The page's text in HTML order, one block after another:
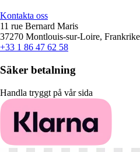
Kontakta oss
11 rue Bernard Maris
37270 Montlouis-sur-Loire, Frankrike
+33 1 86 47 62 58
Säker betalning
Handla tryggt på vår sida